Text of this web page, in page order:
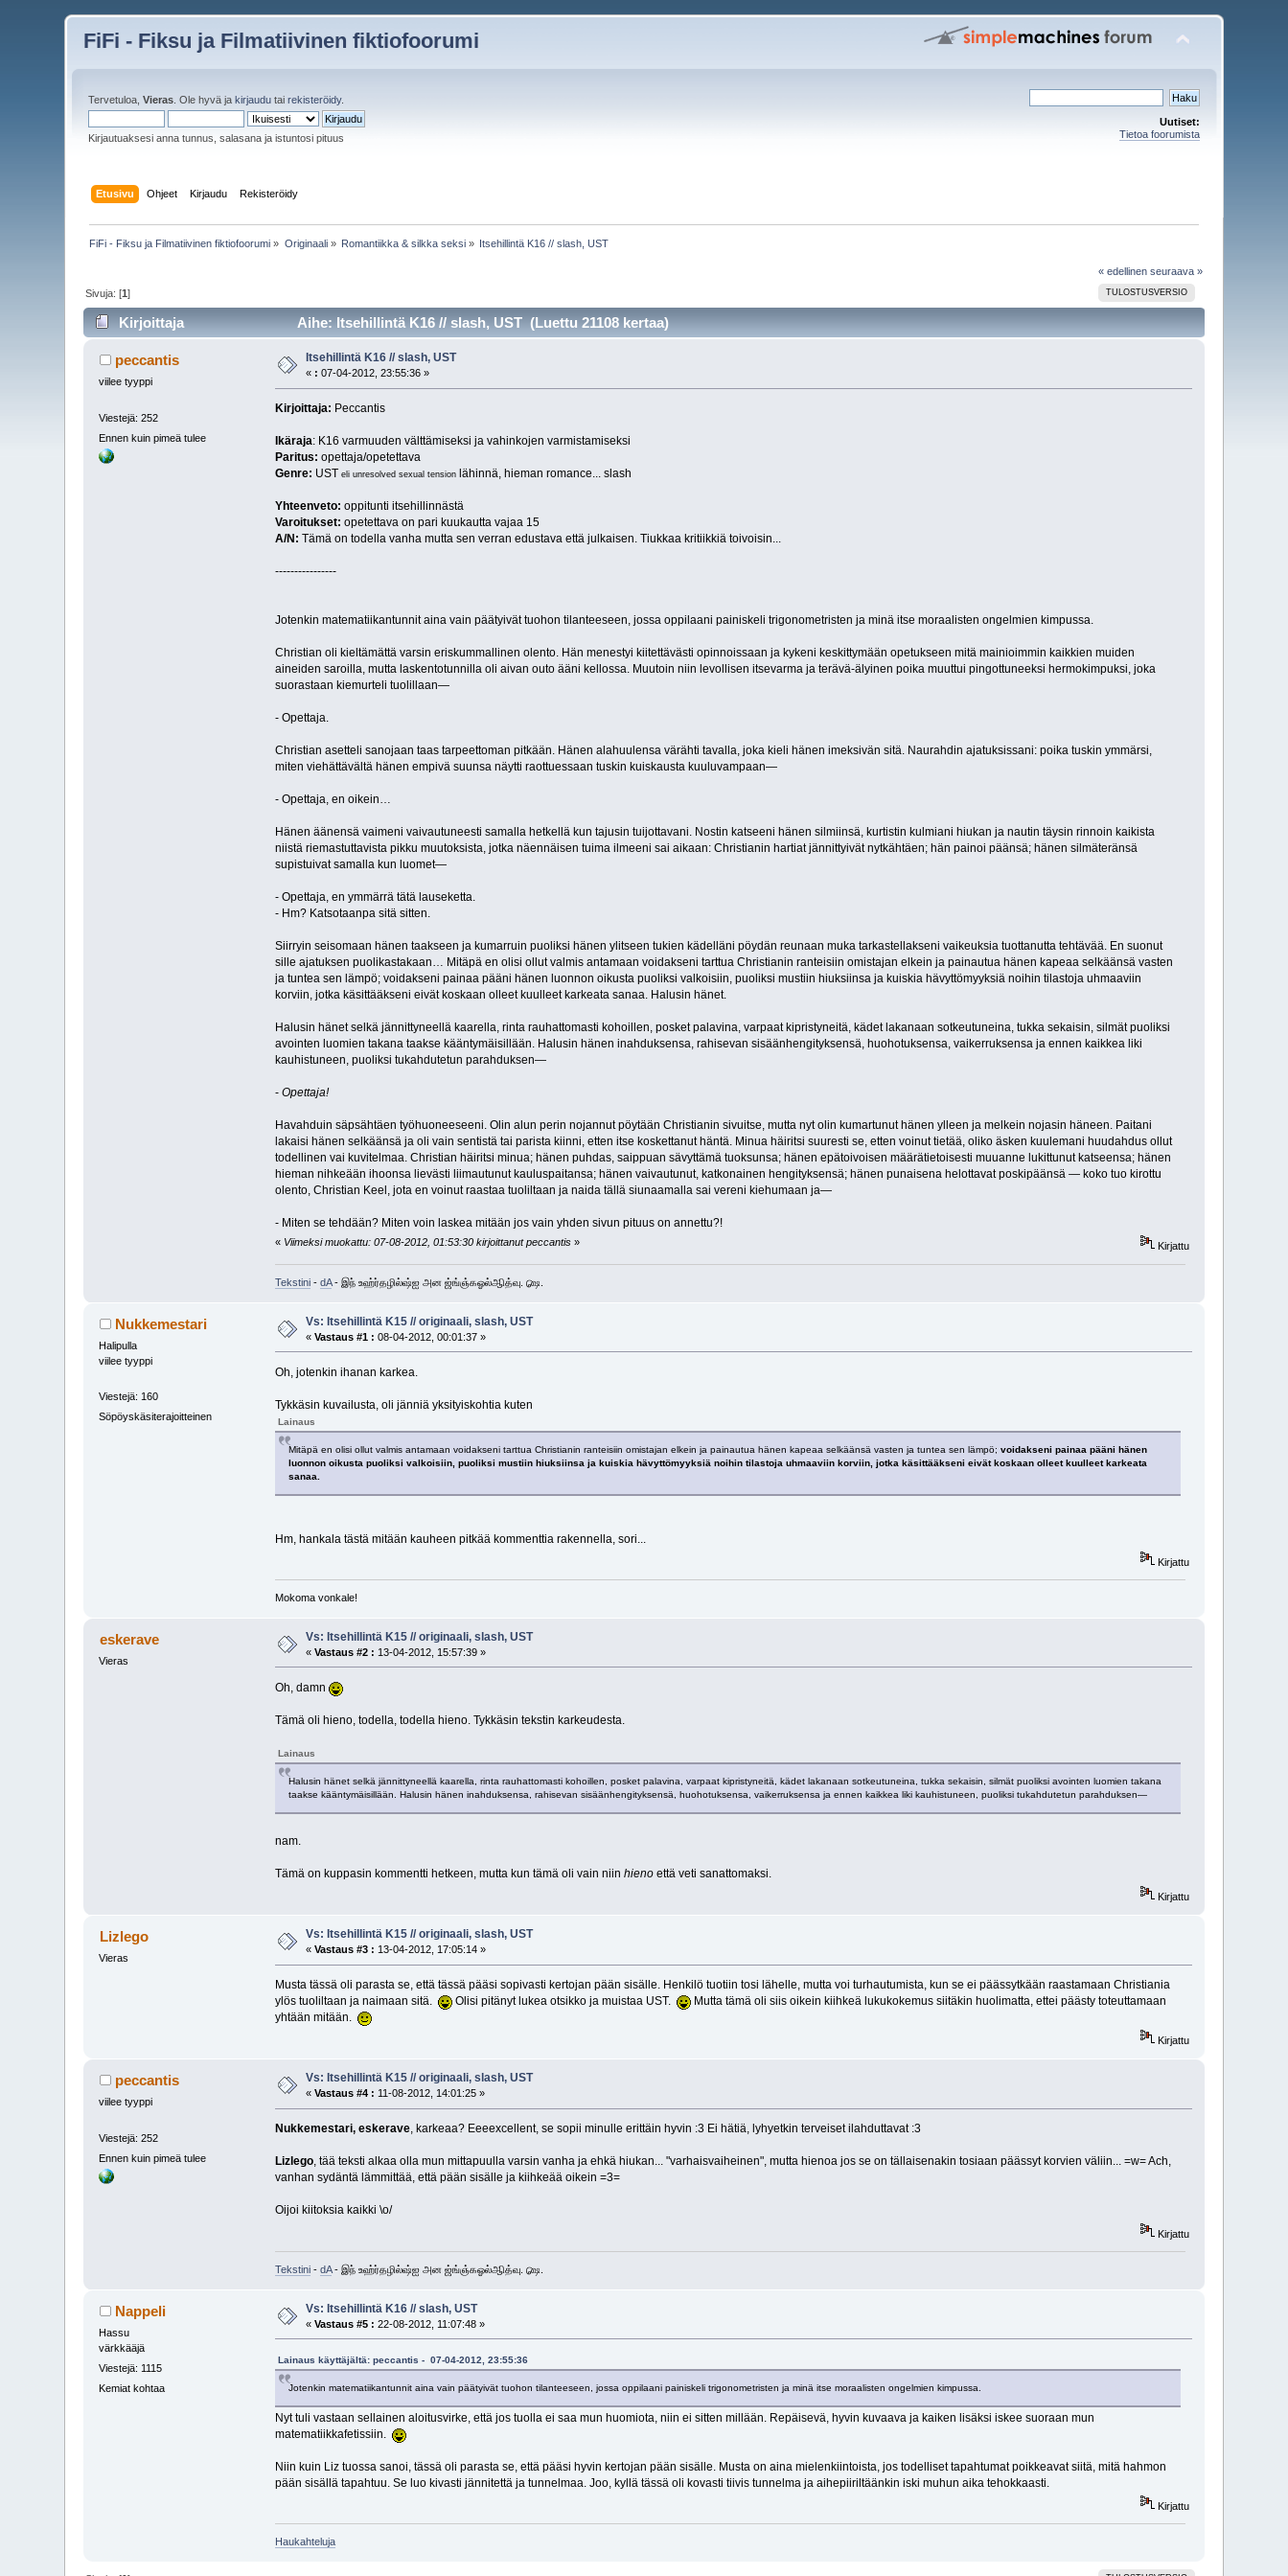
FiFi - Fiksu ja Filmatiivinen fiktiofoorumi
Tervetuloa,Vieras . Ole hyvä jakirjaudu tairekisteröidy.
Kirjautuaksesi anna tunnus, salasana ja istuntosi pituus
Uutiset:
Tietoa foorumista
Etusivu Ohjeet Kirjaudu Rekisteröidy
FiFi - Fiksu ja Filmatiivinen fiktiofoorumi » Originaali» Romantiikka & silkka seksi » Itsehillintä K16 // slash, UST
« edellinen seuraava »
TULOSTUSVERSIO
Sivuja: [1]
Kirjoittaja Aihe: Itsehillintä K16 // slash, UST (Luettu 21108 kertaa)
peccantis
viilee tyyppi
Viestejä: 252
Ennen kuin pimeä tulee
Itsehillintä K16 // slash, UST
« : 07-04-2012, 23:55:36 »
Kirjoittaja: Peccantis
Ikäraja: K16 varmuuden välttämiseksi ja vahinkojen varmistamiseksi
Paritus: opettaja/opetettava
Genre: UST eli unresolved sexual tensionlähinnä, hieman romance... slash
Yhteenveto: oppitunti itsehillinnästä
Varoitukset: opetettava on pari kuukautta vajaa 15
A/N: Tämä on todella vanha mutta sen verran edustava että julkaisen. Tiukkaa kritiikkiä toivoisin...
----------------
Jotenkin matematiikantunnit aina vain päätyivät tuohon tilanteeseen, jossa oppilaani painiskeli trigonometristen ja minä itse moraalisten ongelmien kimpussa.
Christian oli kieltämättä varsin eriskummallinen olento. Hän menestyi kiitettävästi opinnoissaan ja kykeni keskittymään opetukseen mitä mainioimmin kaikkien muiden
aineiden saroilla, mutta laskentotunnilla oli aivan outo ääni kellossa. Muutoin niin levollisen itsevarma ja terävä-älyinen poika muuttui pingottuneeksi hermokimpuksi, joka
suorastaan kiemurteli tuolillaan—
- Opettaja.
Christian asetteli sanojaan taas tarpeettoman pitkään. Hänen alahuulensa värähti tavalla, joka kieli hänen imeksivän sitä. Naurahdin ajatuksissani: poika tuskin ymmärsi,
miten viehättävältä hänen empivä suunsa näytti raottuessaan tuskin kuiskausta kuuluvampaan—
- Opettaja, en oikein…
Hänen äänensä vaimeni vaivautuneesti samalla hetkellä kun tajusin tuijottavani. Nostin katseeni hänen silmiinsä, kurtistin kulmiani hiukan ja nautin täysin rinnoin kaikista
niistä riemastuttavista pikku muutoksista, jotka näennäisen tuima ilmeeni sai aikaan: Christianin hartiat jännittyivät nytkähtäen; hän painoi päänsä; hänen silmäteränsä
supistuivat samalla kun luomet—
- Opettaja, en ymmärrä tätä lauseketta.
- Hm? Katsotaanpa sitä sitten.
Siirryin seisomaan hänen taakseen ja kumarruin puoliksi hänen ylitseen tukien kädelläni pöydän reunaan muka tarkastellakseni vaikeuksia tuottanutta tehtävää. En suonut
sille ajatuksen puolikastakaan… Mitäpä en olisi ollut valmis antamaan voidakseni tarttua Christianin ranteisiin omistajan elkein ja painautua hänen kapeaa selkäänsä vasten
ja tuntea sen lämpö; voidakseni painaa pääni hänen luonnon oikusta puoliksi valkoisiin, puoliksi mustiin hiuksiinsa ja kuiskia hävyttömyyksiä noihin tilastoja uhmaaviin
korviin, jotka käsittääkseni eivät koskaan olleet kuulleet karkeata sanaa. Halusin hänet.
Halusin hänet selkä jännittyneellä kaarella, rinta rauhattomasti kohoillen, posket palavina, varpaat kipristyneitä, kädet lakanaan sotkeutuneina, tukka sekaisin, silmät puoliksi
avointen luomien takana taakse kääntymäisillään. Halusin hänen inahduksensa, rahisevan sisäänhengityksensä, huohotuksensa, vaikerruksensa ja ennen kaikkea liki
kauhistuneen, puoliksi tukahdutetun parahduksen—
- Opettaja!
Havahduin säpsähtäen työhuoneeseeni. Olin alun perin nojannut pöytään Christianin sivuitse, mutta nyt olin kumartunut hänen ylleen ja melkein nojasin häneen. Paitani
lakaisi hänen selkäänsä ja oli vain sentistä tai parista kiinni, etten itse koskettanut häntä. Minua häiritsi suuresti se, etten voinut tietää, oliko äsken kuulemani huudahdus ollut
todellinen vai kuvitelmaa. Christian häiritsi minua; hänen puhdas, saippuan sävyttämä tuoksunsa; hänen epätoivoisen määrätietoisesti muuanne lukittunut katseensa; hänen
hieman nihkeään ihoonsa lievästi liimautunut kauluspaitansa; hänen vaivautunut, katkonainen hengityksensä; hänen punaisena helottavat poskipäänsä — koko tuo kirottu
olento, Christian Keel, jota en voinut raastaa tuoliltaan ja naida tällä siunaamalla sai vereni kiehumaan ja—
- Miten se tehdään? Miten voin laskea mitään jos vain yhden sivun pituus on annettu?!
« Viimeksi muokattu: 07-08-2012, 01:53:30 kirjoittanut peccantis» Kirjattu
Tekstini- dA- இந் உஹ்ர்தழில்ஷ்ஐ அன ஜ்ங்ஞ்கஓல்ஆித்வு. ௸.
Nukkemestari
Halipulla
viilee tyyppi
Viestejä: 160
Söpöyskäsiterajoitteinen
Vs: Itsehillintä K15 // originaali, slash, UST
«Vastaus #1 : 08-04-2012, 00:01:37 »
Oh, jotenkin ihanan karkea.
Tykkäsin kuvailusta, oli jänniä yksityiskohtia kuten
Lainaus
Mitäpä en olisi ollut valmis antamaan voidakseni tarttua Christianin ranteisiin omistajan elkein ja painautua hänen kapeaa selkäänsä vasten ja tuntea sen lämpö; voidakseni painaa pääni hänen
luonnon oikusta puoliksi valkoisiin, puoliksi mustiin hiuksiinsa ja kuiskia hävyttömyyksiä noihin tilastoja uhmaaviin korviin, jotka käsittääkseni eivät koskaan olleet kuulleet karkeata
sanaa.
Hm, hankala tästä mitään kauheen pitkää kommenttia rakennella, sori...
Kirjattu
Mokoma vonkale!
eskerave
Vieras
Vs: Itsehillintä K15 // originaali, slash, UST
«Vastaus #2 : 13-04-2012, 15:57:39 »
Oh, damn
Tämä oli hieno, todella, todella hieno. Tykkäsin tekstin karkeudesta.
Lainaus
Halusin hänet selkä jännittyneellä kaarella, rinta rauhattomasti kohoillen, posket palavina, varpaat kipristyneitä, kädet lakanaan sotkeutuneina, tukka sekaisin, silmät puoliksi avointen luomien takana
taakse kääntymäisillään. Halusin hänen inahduksensa, rahisevan sisäänhengityksensä, huohotuksensa, vaikerruksensa ja ennen kaikkea liki kauhistuneen, puoliksi tukahdutetun parahduksen—
nam.
Tämä on kuppasin kommentti hetkeen, mutta kun tämä oli vain niin hienoettä veti sanattomaksi.
Kirjattu
Lizlego
Vieras
Vs: Itsehillintä K15 // originaali, slash, UST
«Vastaus #3 : 13-04-2012, 17:05:14 »
Musta tässä oli parasta se, että tässä pääsi sopivasti kertojan pään sisälle. Henkilö tuotiin tosi lähelle, mutta voi turhautumista, kun se ei päässytkään raastamaan Christiania
ylös tuoliltaan ja naimaan sitä.
Olisi pitänyt lukea otsikko ja muistaa UST.
Mutta tämä oli siis oikein kiihkeä lukukokemus siitäkin huolimatta, ettei päästy toteuttamaan
yhtään mitään.
Kirjattu
peccantis
viilee tyyppi
Viestejä: 252
Ennen kuin pimeä tulee
Vs: Itsehillintä K15 // originaali, slash, UST
«Vastaus #4 : 11-08-2012, 14:01:25 »
Nukkemestari, eskerave, karkeaa? Eeeexcellent, se sopii minulle erittäin hyvin :3 Ei hätiä, lyhyetkin terveiset ilahduttavat :3
Lizlego, tää teksti alkaa olla mun mittapuulla varsin vanha ja ehkä hiukan... "varhaisvaiheinen", mutta hienoa jos se on tällaisenakin tosiaan päässyt korvien väliin... =w= Ach,
vanhan sydäntä lämmittää, että pään sisälle ja kiihkeää oikein =3=
Oijoi kiitoksia kaikki \o/
Kirjattu
Tekstini- dA- இந் உஹ்ர்தழில்ஷ்ஐ அன ஜ்ங்ஞ்கஓல்ஆித்வு. ௸.
Nappeli
Hassu
värkkääjä
Viestejä: 1115
Kemiat kohtaa
Vs: Itsehillintä K16 // slash, UST
«Vastaus #5 : 22-08-2012, 11:07:48 »
Lainaus käyttäjältä: peccantis - 07-04-2012, 23:55:36
Jotenkin matematiikantunnit aina vain päätyivät tuohon tilanteeseen, jossa oppilaani painiskeli trigonometristen ja minä itse moraalisten ongelmien kimpussa.
Nyt tuli vastaan sellainen aloitusvirke, että jos tuolla ei saa mun huomiota, niin ei sitten millään. Repäisevä, hyvin kuvaava ja kaiken lisäksi iskee suoraan mun
matematiikkafetissiin.
Niin kuin Liz tuossa sanoi, tässä oli parasta se, että pääsi hyvin kertojan pään sisälle. Musta on aina mielenkiintoista, jos todelliset tapahtumat poikkeavat siitä, mitä hahmon
pään sisällä tapahtuu. Se luo kivasti jännitettä ja tunnelmaa. Joo, kyllä tässä oli kovasti tiivis tunnelma ja aihepiiriltäänkin iski muhun aika tehokkaasti.
Kirjattu
Haukahteluja